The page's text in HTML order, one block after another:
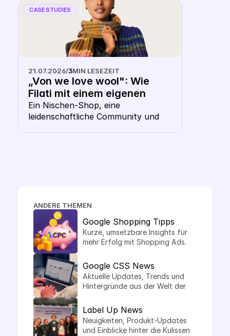
CASE STUDIES
21.07.2026/3MIN LESEZEIT
„Von we love wool": Wie
Filati mit einem eigenen
Keyword CSS aus dem
Shopping- Karussell
heraussticht
Ein Nischen-Shop, eine
leidenschaftliche Community und
ANDERE THEMEN
Google Shopping Tipps
Kurze, umsetzbare Insights für
mehr Erfolg mit Shopping Ads.
Google CSS News
Aktuelle Updates, Trends und
Hintergründe aus der Welt der
Label Up News
Neuigkeiten, Produkt-Updates
und Einblicke hinter die Kulissen